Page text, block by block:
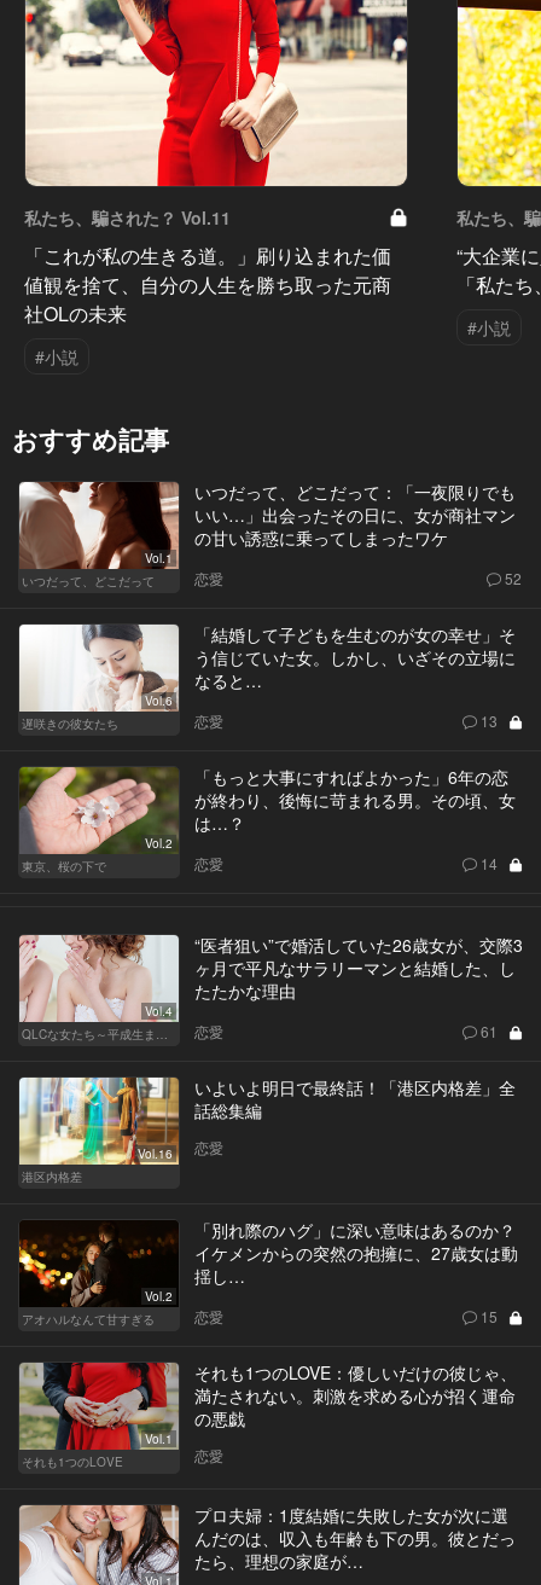
私たち、騙された？ Vol.11
「これが私の生きる道。」刷り込まれた価
値観を捨て、自分の人生を勝ち取った元商
社OLの未来
#小説
私たち、
“大企業
「私た
#小説
おすすめ記事
Vol.1
いつだって、どこだって
いつだって、どこだって：「一夜限りでも
いい…」出会ったその日に、女が商社マン
の甘い誘惑に乗ってしまったワケ
恋愛 52
Vol.6
遅咲きの彼女たち
「結婚して子どもを生むのが女の幸せ」そ
う信じていた女。しかし、いざその立場に
なると…
恋愛 13
Vol.2
東京、桜の下で
「もっと大事にすればよかった」6年の恋
が終わり、後悔に苛まれる男。その頃、女
は…？
恋愛 14
Vol.4
QLCな女たち～平成生まれのジレンマ～
“医者狙い”で婚活していた26歳女が、交際3
ヶ月で平凡なサラリーマンと結婚した、し
たたかな理由
恋愛 61
Vol.16
港区内格差
いよいよ明日で最終話！「港区内格差」全
話総集編
恋愛
Vol.2
アオハルなんて甘すぎる
「別れ際のハグ」に深い意味はあるのか？
イケメンからの突然の抱擁に、27歳女は動
揺し…
恋愛 15
Vol.1
それも1つのLOVE
それも1つのLOVE：優しいだけの彼じゃ、
満たされない。刺激を求める心が招く運命
の悪戯
恋愛
Vol.1
プロ夫婦：1度結婚に失敗した女が次に選
んだのは、収入も年齢も下の男。彼とだっ
たら、理想の家庭が…